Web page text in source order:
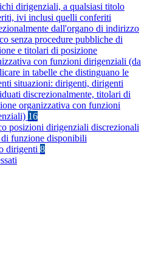
dirigenziali, a qualsiasi titolo
ivi inclusi quelli conferiti
dall'organo di indirizzo
senza procedure pubbliche di
e titolari di posizione
con funzioni dirigenziali (da
in tabelle che distinguano le
situazioni: dirigenti, dirigenti
discrezionalmente, titolari di
organizzativa con funzioni
16
posizioni dirigenziali discrezionali
di funzione disponibili
dirigenti 8